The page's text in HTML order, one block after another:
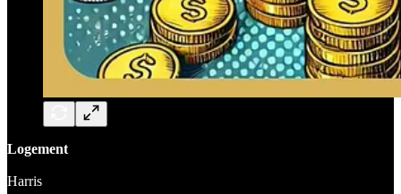
Logement
Harris